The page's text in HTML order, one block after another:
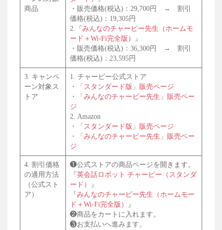
商品
・販売価格(税込)：29,700円 → 割引
価格(税込)：19,305円
2.『みんなのチャーピー先生（ホームモ
ード＋Wi-Fi完全版）
』
・販売価格(税込)：36,300円 → 割引
価格(税込)：23,595円
3. キャンペ
ーン対象ス
トア
1. チャーピー公式ストア
・
「スタンダード版」販売ページ
・
「みんなのチャーピー先生」販売ペー
ジ
2. Amazon
・
「スタンダード版」販売ページ
・
「みんなのチャーピー先生」販売ペー
ジ
4. 割引価格
の適用方法
（公式スト
ア）
❶公式ストアの商品ページを開きます。
『英会話ロボット チャーピー（スタンダ
ード）
』
『みんなのチャーピー先生（ホームモー
ド＋Wi-Fi完全版）
』
❷商品をカートに入れます。
❸お支払いへ進みます。